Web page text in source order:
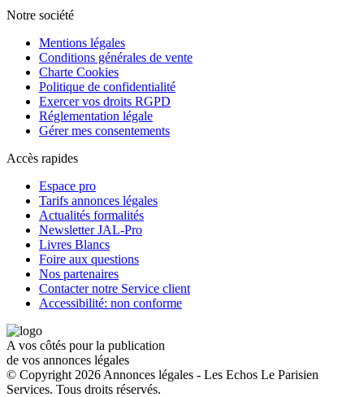
Notre société
Mentions légales
Conditions générales de vente
Charte Cookies
Politique de confidentialité
Exercer vos droits RGPD
Réglementation légale
Gérer mes consentements
Accès rapides
Espace pro
Tarifs annonces légales
Actualités formalités
Newsletter JAL-Pro
Livres Blancs
Foire aux questions
Nos partenaires
Contacter notre Service client
Accessibilité: non conforme
A vos côtés pour la publication
de vos annonces légales
© Copyright 2026 Annonces légales - Les Echos Le Parisien
Services. Tous droits réservés.